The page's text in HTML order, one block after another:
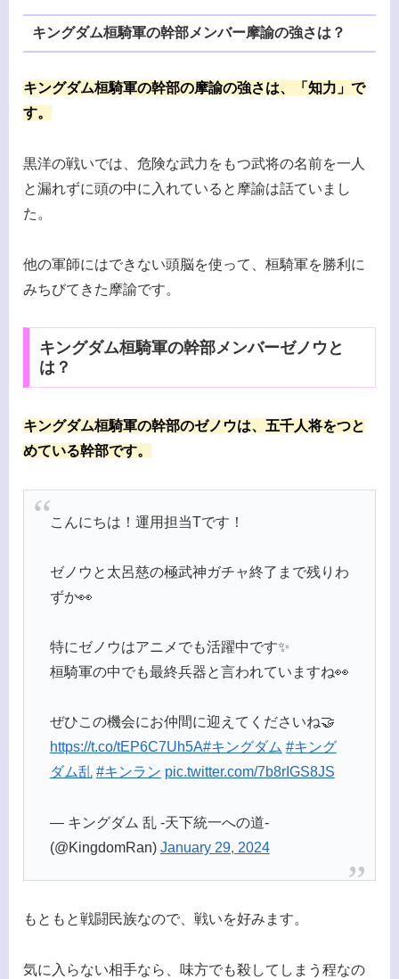
キングダム桓騎軍の幹部メンバー摩諭の強さは？
キングダム桓騎軍の幹部の摩諭の強さは、「知力」で
す。
黒洋の戦いでは、危険な武力をもつ武将の名前を一人
と漏れずに頭の中に入れていると摩諭は話ていまし
た。
他の軍師にはできない頭脳を使って、桓騎軍を勝利に
みちびてきた摩諭です。
キングダム桓騎軍の幹部メンバーゼノウと
は？
キングダム桓騎軍の幹部のゼノウは、五千人将をつと
めている幹部です。
こんにちは！運用担当Tです！
ゼノウと太呂慈の極武神ガチャ終了まで残りわ
ずか👀
特にゼノウはアニメでも活躍中です✨
桓騎軍の中でも最終兵器と言われていますね👀
ぜひこの機会にお仲間に迎えてくださいね🤝
https://t.co/tEP6C7Uh5A#キングダム #キング
ダム乱 #キンラン pic.twitter.com/7b8rIGS8JS
— キングダム 乱 -天下統一への道-
(@KingdomRan) January 29, 2024
もともと戦闘民族なので、戦いを好みます。
気に入らない相手なら、味方でも殺してしまう程なの